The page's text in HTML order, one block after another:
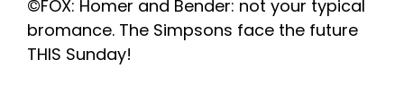
©FOX: Homer and Bender: not your typical
bromance. The Simpsons face the future
THIS Sunday!